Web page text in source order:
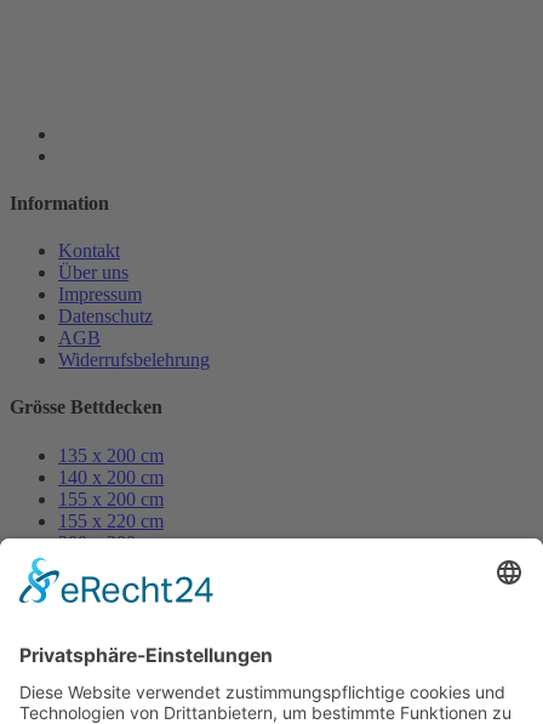
Information
Kontakt
Über uns
Impressum
Datenschutz
AGB
Widerrufsbelehrung
Grösse Bettdecken
135 x 200 cm
140 x 200 cm
155 x 200 cm
155 x 220 cm
200 x 200 cm
80 x 80 cm
70 x 90 cm
40 x 80 cm